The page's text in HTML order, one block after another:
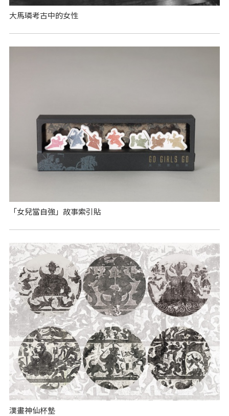
大馬璘考古中的女性
「女兒當自強」故事索引貼
漢畫神仙杯墊